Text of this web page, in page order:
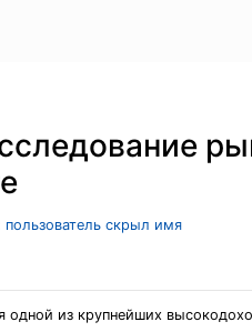
скрыл имя
одной из крупнейших